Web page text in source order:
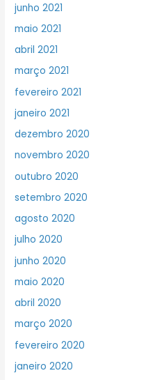
junho 2021
maio 2021
abril 2021
março 2021
fevereiro 2021
janeiro 2021
dezembro 2020
novembro 2020
outubro 2020
setembro 2020
agosto 2020
julho 2020
junho 2020
maio 2020
abril 2020
março 2020
fevereiro 2020
janeiro 2020